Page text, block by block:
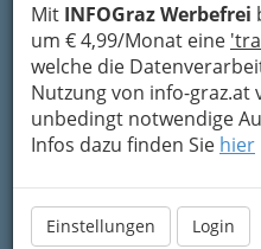
Mit INFOGraz Werbefrei
um € 4,99/Monat eine
welche die
Nutzung von info-graz.at
unbedingt notwendige
Infos dazu finden Sie hier
Einstellungen Login